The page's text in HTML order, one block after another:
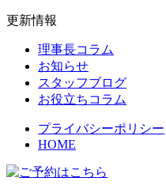
更新情報
理事長コラム
お知らせ
スタッフブログ
お役立ちコラム
プライバシーポリシー
HOME